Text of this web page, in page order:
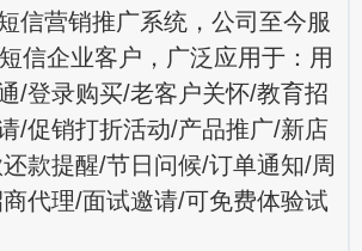
信营销推广系统，公司至今服
信企业客户，广泛应用于：用
/登录购买/老客户关怀/教育招
/促销打折活动/产品推广/新店
款提醒/节日问候/订单通知/周
代理/面试邀请/可免费体验试